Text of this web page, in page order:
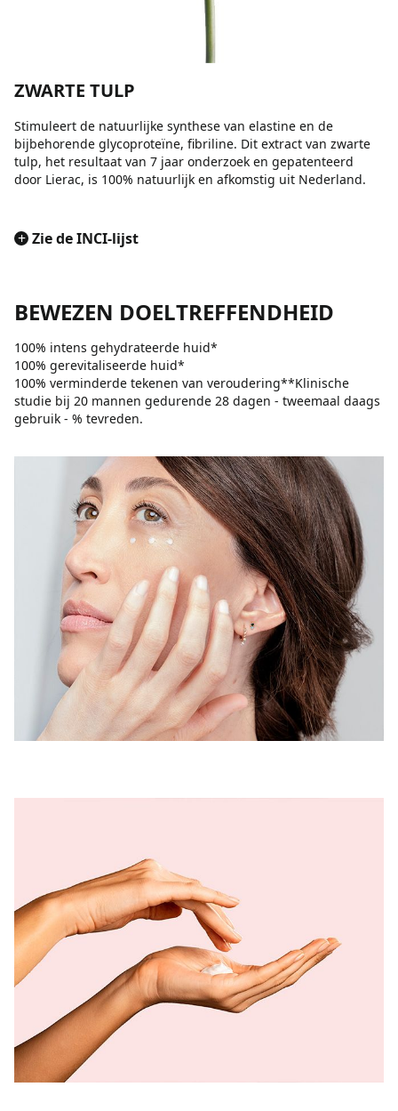
ZWARTE TULP
Stimuleert de natuurlijke synthese van elastine en de
bijbehorende glycoproteïne, fibriline. Dit extract van zwarte
tulp, het resultaat van 7 jaar onderzoek en gepatenteerd
door Lierac, is 100% natuurlijk en afkomstig uit Nederland.
+ Zie de INCI-lijst
BEWEZEN DOELTREFFENDHEID
100% intens gehydrateerde huid*
100% gerevitaliseerde huid*
100% verminderde tekenen van veroudering**Klinische
studie bij 20 mannen gedurende 28 dagen - tweemaal daags
gebruik - % tevreden.